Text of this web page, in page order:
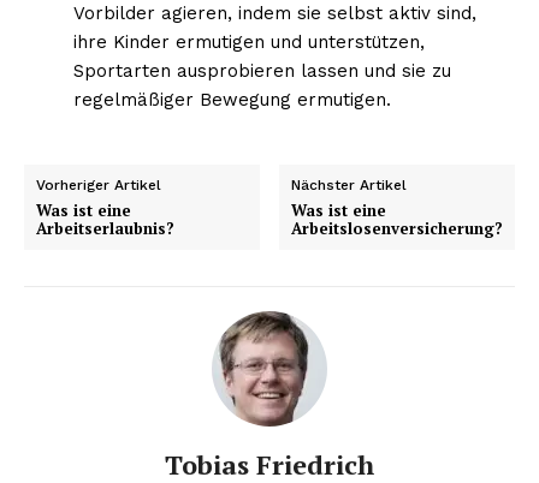
Vorbilder agieren, indem sie selbst aktiv sind,
ihre Kinder ermutigen und unterstützen,
Sportarten ausprobieren lassen und sie zu
regelmäßiger Bewegung ermutigen.
Vorheriger Artikel
Was ist eine
Arbeitserlaubnis?
Nächster Artikel
Was ist eine
Arbeitslosenversicherung?
Tobias Friedrich